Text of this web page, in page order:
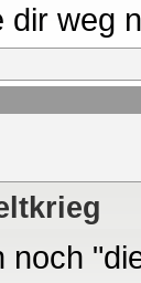
dir weg
noch